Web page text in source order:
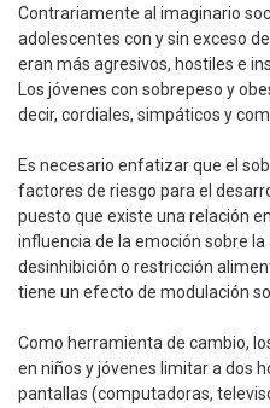
Contrariamente al imaginario
adolescentes con y sin exceso
eran más agresivos, hostiles e
Los jóvenes con sobrepeso y
decir, cordiales, simpáticos y
Es necesario enfatizar que el
factores de riesgo para el
puesto que existe una relación
influencia de la emoción sobre
desinhibición o restricción
tiene un efecto de modulación
Como herramienta de cambio,
en niños y jóvenes limitar a dos
pantallas (computadoras,